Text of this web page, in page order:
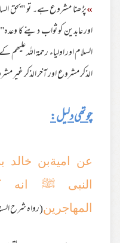
»پڑھنا مشروع ہے۔ تو "بحق
اور عابدین کو ثواب دینے کا
السلام اور اولیاء رحمۃ اللہ
الذکر مشروع اور آخر الذکر
چوتھی دلیل:
عن اميةبن خالد
النبى ﷺ انه
المهاجرين(رواه شرح السنة مشكوة